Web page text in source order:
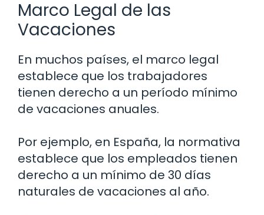
Marco Legal de las
Vacaciones
En muchos países, el marco legal
establece que los trabajadores
tienen derecho a un período mínimo
de vacaciones anuales.
Por ejemplo, en España, la normativa
establece que los empleados tienen
derecho a un mínimo de 30 días
naturales de vacaciones al año.